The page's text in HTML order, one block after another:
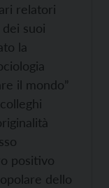
relatori
suoi
la
il mondo”
positivo
dello